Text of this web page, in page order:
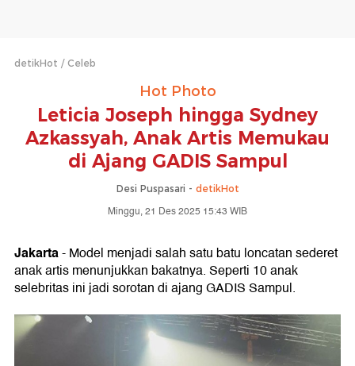
detikHot Celeb
Hot Photo
Leticia Joseph hingga Sydney
Azkassyah, Anak Artis Memukau
di Ajang GADIS Sampul
Desi Puspasari - detikHot
Minggu, 21 Des 2025 15:43 WIB
Jakarta- Model menjadi salah satu batu loncatan sederet
anak artis menunjukkan bakatnya. Seperti 10 anak
selebritas ini jadi sorotan di ajang GADIS Sampul.